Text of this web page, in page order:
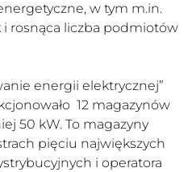
w tym m.in.
i rosnąca liczba podmiotów
energii elektrycznej”
12 magazynów
50 kW. To magazyny
pięciu największych
i operatora